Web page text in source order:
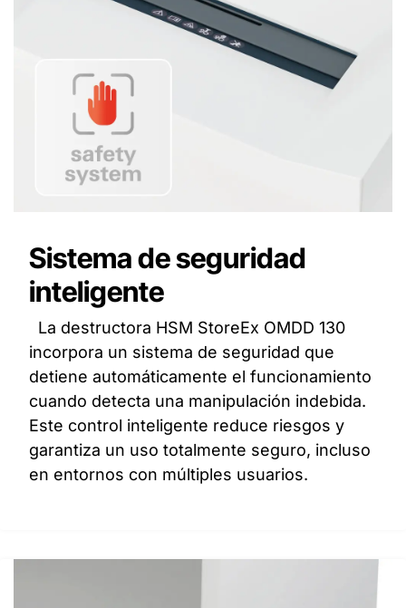
Sistema de seguridad
inteligente
La destructora HSM StoreEx OMDD 130
incorpora un sistema de seguridad que
detiene automáticamente el funcionamiento
cuando detecta una manipulación indebida.
Este control inteligente reduce riesgos y
garantiza un uso totalmente seguro, incluso
en entornos con múltiples usuarios.